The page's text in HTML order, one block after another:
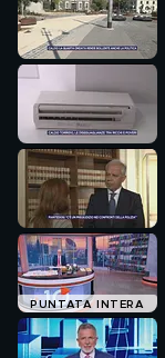
PUNTATA INTERA